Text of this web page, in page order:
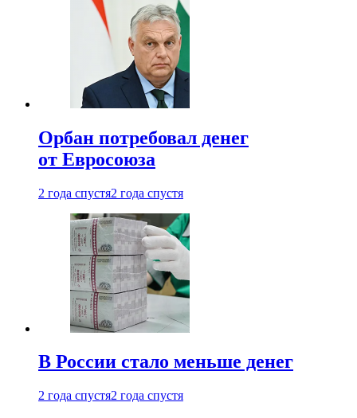
Орбан потребовал денег
от Евросоюза
2 года спустя2 года спустя
В России стало меньше денег
2 года спустя2 года спустя